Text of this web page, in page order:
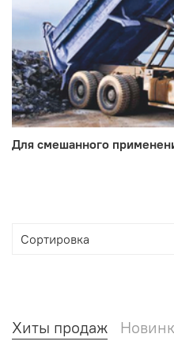
Для смешанного
Хиты продаж